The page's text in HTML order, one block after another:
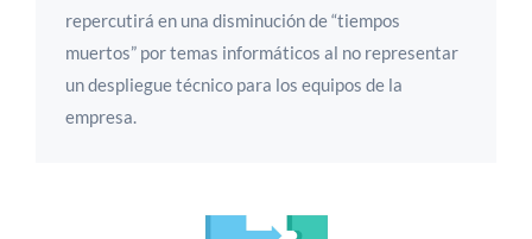
repercutirá en una disminución de “tiempos
muertos” por temas informáticos al no representar
un despliegue técnico para los equipos de la
empresa.